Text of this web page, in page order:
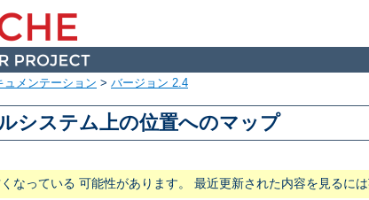
ュメンテーション > バージョン 2.4
システム上の位置へのマップ
なっている 可能性があります。 最近更新された内容を見るには